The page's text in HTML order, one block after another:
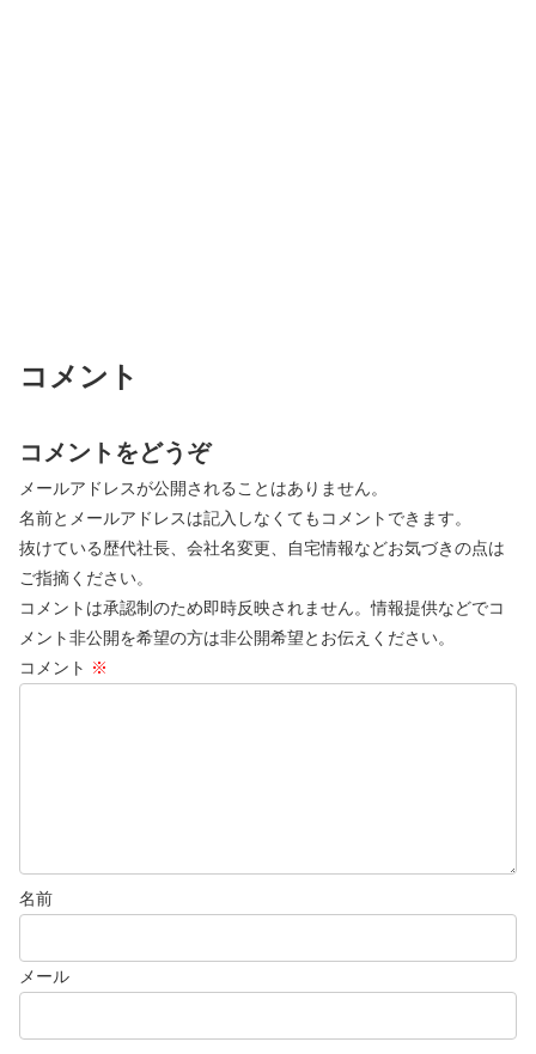
コメント
コメントをどうぞ
メールアドレスが公開されることはありません。
名前とメールアドレスは記入しなくてもコメントできます。
抜けている歴代社長、会社名変更、自宅情報などお気づきの点は
ご指摘ください。
コメントは承認制のため即時反映されません。情報提供などでコ
メント非公開を希望の方は非公開希望とお伝えください。
コメント ※
名前
メール